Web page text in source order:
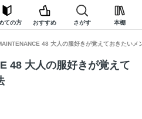
ての方 おすすめ さがす 本棚
48 大人の服好きが覚えておきたいメ
48 大人の服好きが覚えて